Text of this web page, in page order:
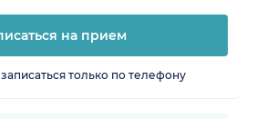
на прием
только по телефону